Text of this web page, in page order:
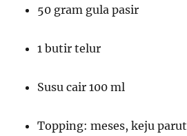
50 gram gula pasir
1 butir telur
Susu cair 100 ml
Topping: meses, keju parut